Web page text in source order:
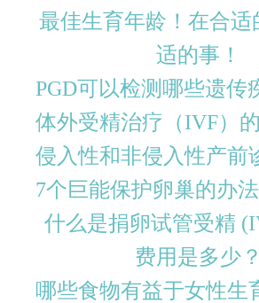
最佳生育年龄！在合适
适的事！
PGD​​可以检测哪些遗传
体外受精治疗（IVF）
侵入性和非侵入性产前
7个巨能保护卵巢的办法
什么是捐卵试管受精
费用是多少？
哪些食物有益于女性生